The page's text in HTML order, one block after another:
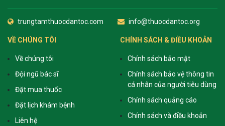
trungtamthuocdantoc.com info@thuocdantoc.org
VỀ CHÚNG TÔI
Về chúng tôi
Đội ngũ bác sĩ
Đặt mua thuốc
Đặt lịch khám bệnh
Liên hệ
CHÍNH SÁCH & ĐIỀU KHOẢN
Chính sách bảo mật
Chính sách bảo vệ thông tin
cá nhân của người tiêu dùng
Chính sách quảng cáo
Chính sách và điều khoản